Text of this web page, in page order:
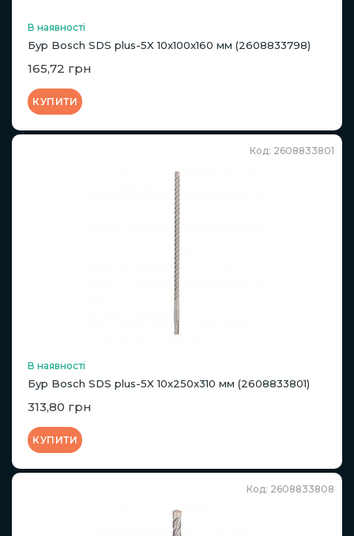
В наявності
Бур Bosch SDS plus-5X 10x100x160 мм (2608833798)
165,72 грн
КУПИТИ
Код: 2608833801
В наявності
Бур Bosch SDS plus-5X 10x250x310 мм (2608833801)
313,80 грн
КУПИТИ
Код: 2608833808